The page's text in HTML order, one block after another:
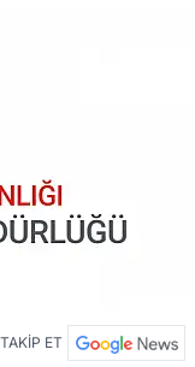
TAKİP ET